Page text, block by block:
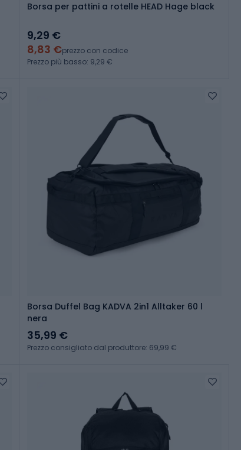
Borsa per pattini a rotelle HEAD Hage black
9,29 €
8,83 €prezzo con codice
Prezzo più basso: 9,29 €
Borsa Duffel Bag KADVA 2in1 Alltaker 60 l
nera
35,99 €
Prezzo consigliato dal produttore: 69,99 €